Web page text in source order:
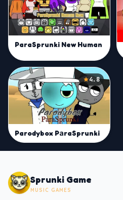
ParaSprunki New Human
4.8
Parodybox PаraSprunki
Sprunki Game
MUSIC GAMES